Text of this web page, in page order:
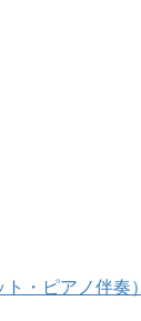
・ピアノ伴奏）